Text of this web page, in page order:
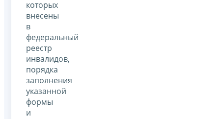
которых
внесены
в
федеральный
реестр
инвалидов,
порядка
заполнения
указанной
формы
и